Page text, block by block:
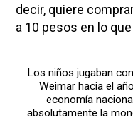
decir, quiere
a 10 pesos en lo
Los niños jugaban
Weimar hacia el
economía
absolutamente la